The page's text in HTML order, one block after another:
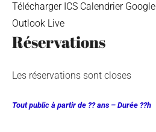
Télécharger ICS Calendrier Google
Outlook Live
Réservations
Les réservations sont closes
Tout public à partir de ?? ans – Durée ??h